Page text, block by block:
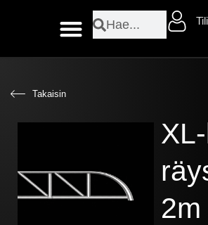
SearchSearch Tili
Takaisin